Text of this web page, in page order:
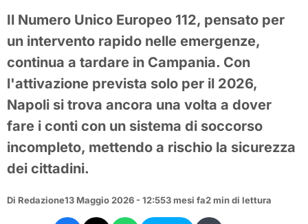
Il Numero Unico Europeo 112, pensato per
un intervento rapido nelle emergenze,
continua a tardare in Campania. Con
l'attivazione prevista solo per il 2026,
Napoli si trova ancora una volta a dover
fare i conti con un sistema di soccorso
incompleto, mettendo a rischio la sicurezza
dei cittadini.
Di Redazione13 Maggio 2026 - 12:553 mesi fa2 min di lettura